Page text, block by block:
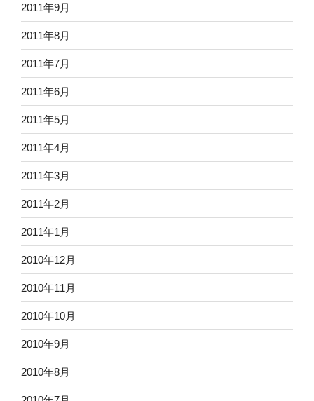
2011年9月
2011年8月
2011年7月
2011年6月
2011年5月
2011年4月
2011年3月
2011年2月
2011年1月
2010年12月
2010年11月
2010年10月
2010年9月
2010年8月